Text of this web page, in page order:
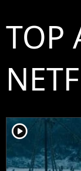
TOP
player2